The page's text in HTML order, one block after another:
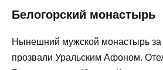
Белогорский монастырь
Нынешний мужской монастырь за
прозвали Уральским Афоном.